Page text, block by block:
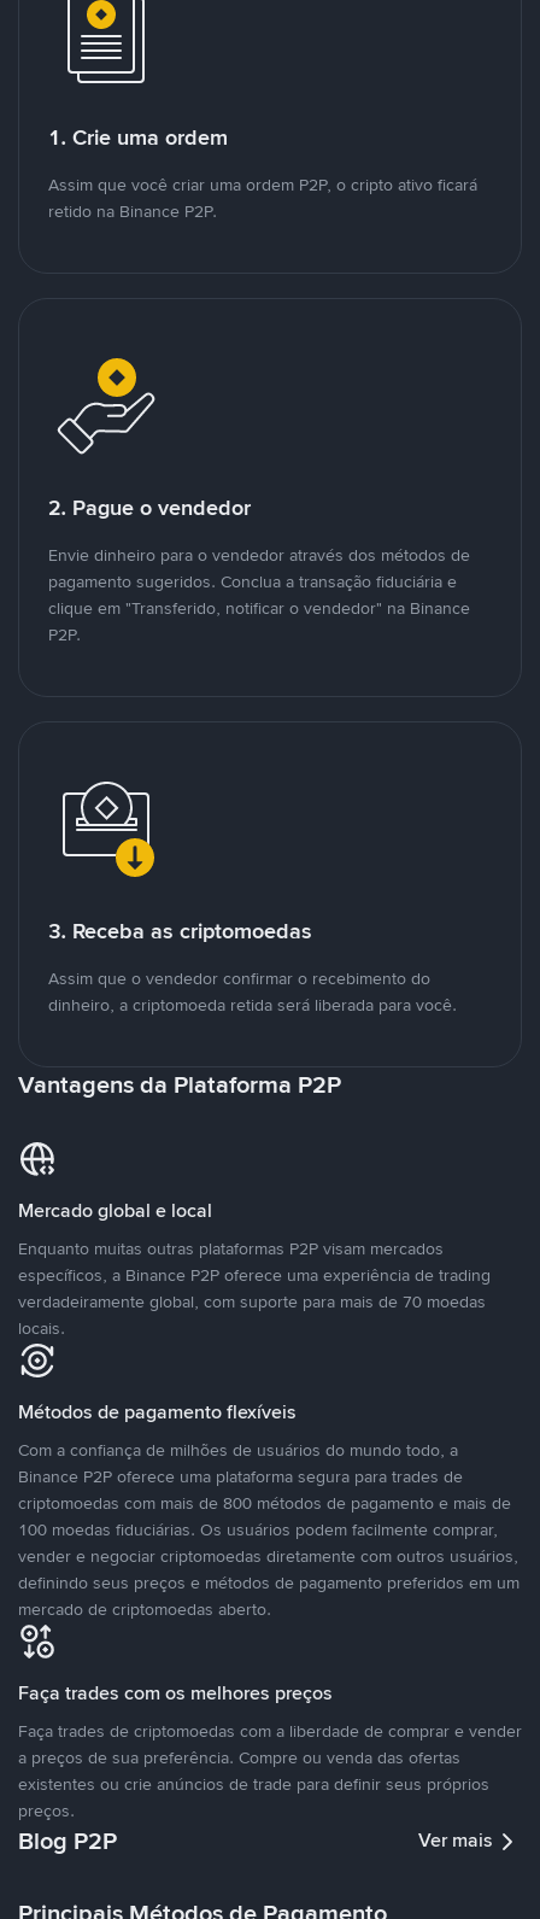
1. Crie uma ordem
Assim que você criar uma ordem P2P, o cripto ativo ficará
retido na Binance P2P.
2. Pague o vendedor
Envie dinheiro para o vendedor através dos métodos de
pagamento sugeridos. Conclua a transação fiduciária e
clique em "Transferido, notificar o vendedor" na Binance
P2P.
3. Receba as criptomoedas
Assim que o vendedor confirmar o recebimento do
dinheiro, a criptomoeda retida será liberada para você.
Vantagens da Plataforma P2P
Mercado global e local
Enquanto muitas outras plataformas P2P visam mercados
específicos, a Binance P2P oferece uma experiência de trading
verdadeiramente global, com suporte para mais de 70 moedas
locais.
Métodos de pagamento flexíveis
Com a confiança de milhões de usuários do mundo todo, a
Binance P2P oferece uma plataforma segura para trades de
criptomoedas com mais de 800 métodos de pagamento e mais de
100 moedas fiduciárias. Os usuários podem facilmente comprar,
vender e negociar criptomoedas diretamente com outros usuários,
definindo seus preços e métodos de pagamento preferidos em um
mercado de criptomoedas aberto.
Faça trades com os melhores preços
Faça trades de criptomoedas com a liberdade de comprar e vender
a preços de sua preferência. Compre ou venda das ofertas
existentes ou crie anúncios de trade para definir seus próprios
preços.
Blog P2P Ver mais